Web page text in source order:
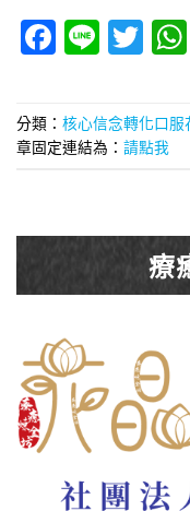
Line
分類： 核心信念轉化口服
章固定連結為： 請點我
療